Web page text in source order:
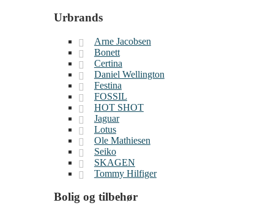
Urbrands
Arne Jacobsen
Bonett
Certina
Daniel Wellington
Festina
FOSSIL
HOT SHOT
Jaguar
Lotus
Ole Mathiesen
Seiko
SKAGEN
Tommy Hilfiger
Bolig og tilbehør